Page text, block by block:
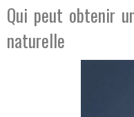
Qui peut obtenir
naturelle